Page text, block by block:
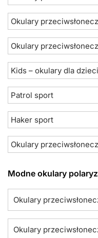
Okulary
Okulary
Kids – okulary dla dzieci
Patrol sport
Haker sport
Okulary
Modne okulary
Okulary
Okulary